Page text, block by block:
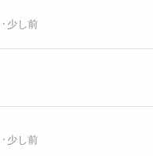
少し前
少し前